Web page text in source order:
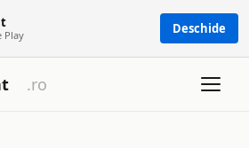
Play Deschide